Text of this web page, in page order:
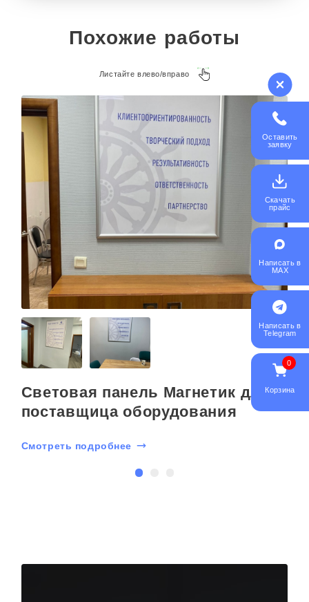
Похожие работы
Листайте влево/вправо
Световая панель Магнетик для
поставщица оборудования
Смотреть подробнее
Оставить
заявку
Скачать
прайс
Написать в
MAX
Написать в
Telegram
0
Корзина